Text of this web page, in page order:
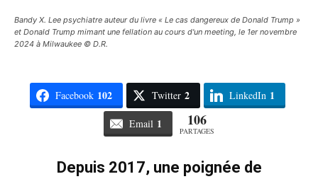
Bandy X. Lee psychiatre auteur du livre « Le cas dangereux de Donald Trump »
et Donald Trump mimant une fellation au cours d'un meeting, le 1er novembre
2024 à Milwaukee © D.R.
Facebook 102 Twitter 2 LinkedIn 1
Email 1 106
PARTAGES
Depuis 2017, une poignée de